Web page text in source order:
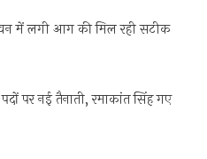
वन में लगी आग की मिल रही सटीक
पर नई तैनाती, रमाकांत सिंह गए